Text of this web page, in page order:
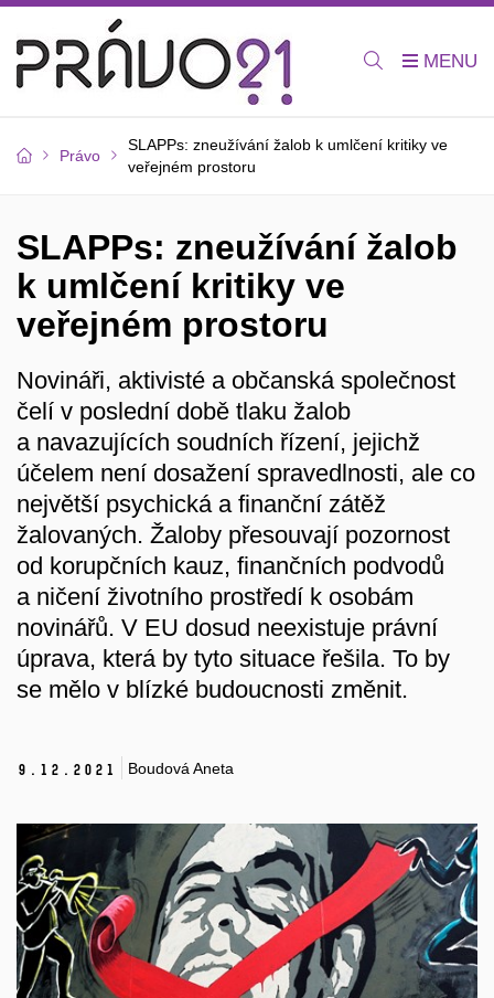
Právo
SLAPPs: zneužívání žalob k umlčení kritiky ve
veřejném prostoru
SLAPPs: zneužívání žalob
k umlčení kritiky ve
veřejném prostoru
Novináři, aktivisté a občanská společnost
čelí v poslední době tlaku žalob
a navazujících soudních řízení, jejichž
účelem není dosažení spravedlnosti, ale co
největší psychická a finanční zátěž
žalovaných. Žaloby přesouvají pozornost
od korupčních kauz, finančních podvodů
a ničení životního prostředí k osobám
novinářů. V EU dosud neexistuje právní
úprava, která by tyto situace řešila. To by
se mělo v blízké budoucnosti změnit.
9. 12. 2021 Boudová Aneta